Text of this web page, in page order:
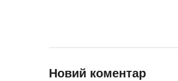
Новий коментар